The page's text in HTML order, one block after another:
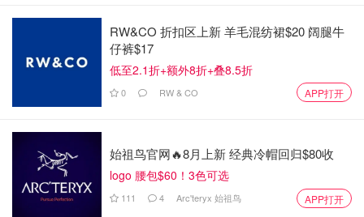
RW&CO 折扣区上新 羊毛混纺裙$20 阔腿牛
仔裤$17
低至2.1折+额外8折+叠8.5折
0 RW & CO APP打开
始祖鸟官网🔥8月上新 经典冷帽回归$80收
logo 腰包$60！3色可选
111 4 Arc'teryx 始祖鸟 APP打开